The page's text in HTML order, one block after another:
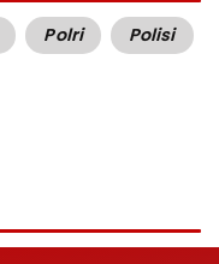
Polri
Polisi